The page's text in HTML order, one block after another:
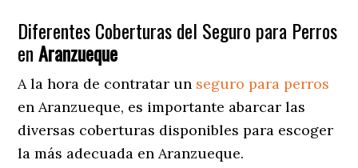
Diferentes Coberturas del Seguro para Perros
en Aranzueque
A la hora de contratar un seguro para perros
en Aranzueque, es importante abarcar las
diversas coberturas disponibles para escoger
la más adecuada en Aranzueque.